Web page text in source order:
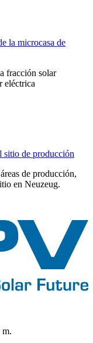
la microcasa de
fracción solar
eléctrica
sitio de producción
de producción,
en Neuzeug.
m.